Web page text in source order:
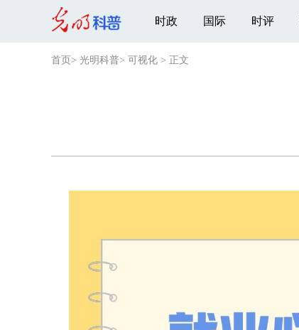
时政 国际 时评
首页 > 光明科普> 可视化 > 正文